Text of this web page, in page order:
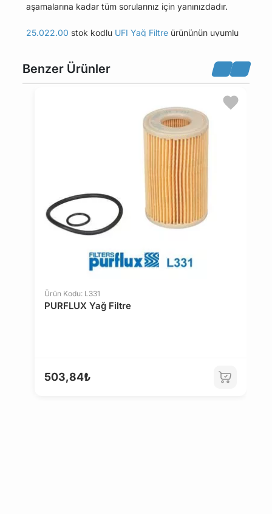
aşamalarına kadar tüm sorularınız için yanınızdadır.
25.022.00 stok kodlu UFI Yağ Filtre ürününün uyumlu
bulabilirsiniz.
Bu üründen en fazla 5 adet sipariş verilebilir. 5
adedin üzerindeki siparişleri iptal etme hakkı
maviparca.com tarafından saklı tutulmaktadır.
Belirlenen bu limit kurumsal siparişlerde geçerli
değildir. Kurumsal siparişler için farklı limitler ve
özel teklifler sunulabilmektedir.
14 gün içinde ücretsiz iade. Detaylı bilgi için
tıklayın.
Benzer Ürünler
Ürün Kodu: L331
PURFLUX Yağ Filtre
503,84₺